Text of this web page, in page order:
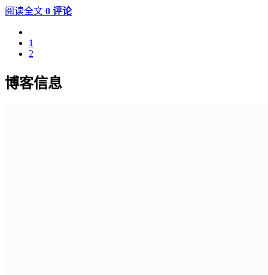
阅读全文 0 评论
1
2
博客信息